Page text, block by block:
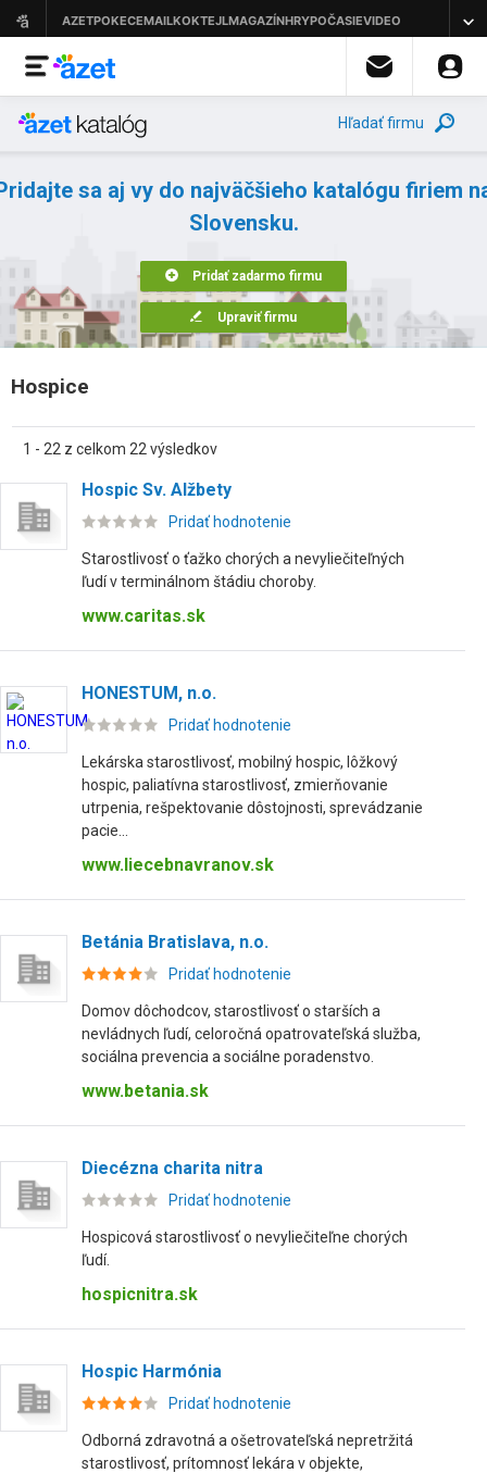
Hľadať firmu
sa aj vy do najväčšieho katalógu firiem
Slovensku.
Pridať zadarmo firmu
Upraviť firmu
Hospice
1 - 22 z celkom 22 výsledkov
Hospic Sv. Alžbety
Pridať hodnotenie
Starostlivosť o ťažko chorých a nevyliečiteľných
ľudí v terminálnom štádiu choroby.
www.caritas.sk
HONESTUM, n.o.
Pridať hodnotenie
Lekárska starostlivosť, mobilný hospic, lôžkový
hospic, paliatívna starostlivosť, zmierňovanie
utrpenia, rešpektovanie dôstojnosti, sprevádzanie
pacie...
www.liecebnavranov.sk
Betánia Bratislava, n.o.
Pridať hodnotenie
Domov dôchodcov, starostlivosť o starších a
nevládnych ľudí, celoročná opatrovateľská služba,
sociálna prevencia a sociálne poradenstvo.
www.betania.sk
Diecézna charita nitra
Pridať hodnotenie
Hospicová starostlivosť o nevyliečiteľne chorých
ľudí.
hospicnitra.sk
Hospic Harmónia
Pridať hodnotenie
Odborná zdravotná a ošetrovateľská nepretržitá
starostlivosť, prítomnosť lekára v objekte,